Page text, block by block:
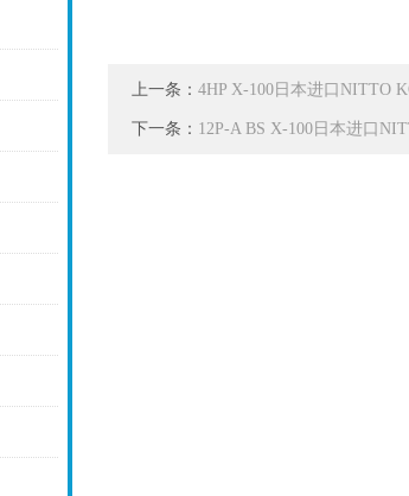
上一条：4HP X-100日本进口NITTO
下一条： 12P-A BS X-100日本进口